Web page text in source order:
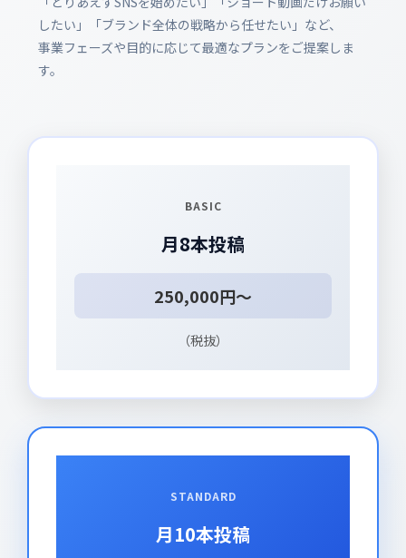
したい」「ブランド全体の戦略から任せたい」など、
事業フェーズや目的に応じて最適なプランをご提案しま
す。
BASIC
月8本投稿
250,000円～
（税抜）
STANDARD
月10本投稿